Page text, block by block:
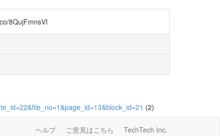
8QujFmnsVI
(2)
ヘルプ ご意見はこちら TechTech Inc.